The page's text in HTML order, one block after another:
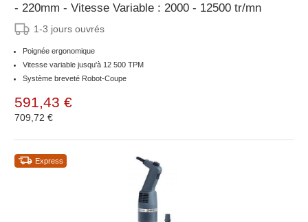
- 220mm - Vitesse Variable : 2000 - 12500 tr/mn
1-3 jours ouvrés
Poignée ergonomique
Vitesse variable jusqu'à 12 500 TPM
Système breveté Robot-Coupe
591,43 €
709,72 €
Express